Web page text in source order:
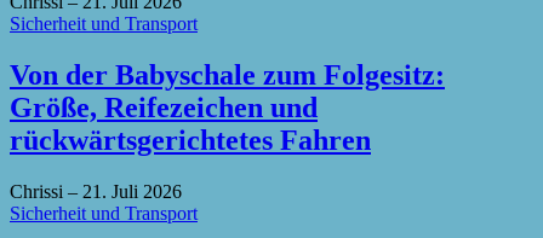
Sicherheit und Transport
Von der Babyschale zum Folgesitz:
Größe, Reifezeichen und
rückwärtsgerichtetes Fahren
Chrissi – 21. Juli 2026
Sicherheit und Transport